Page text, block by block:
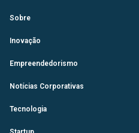
Sobre
Inovação
Empreendedorismo
Notícias Corporativas
Tecnologia